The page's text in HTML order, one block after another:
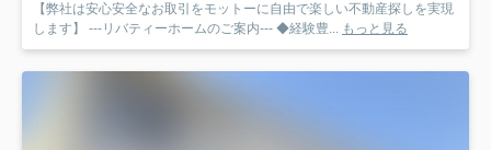
【弊社は安心安全なお取引をモットーに自由で楽しい不動産探しを実現
します】 ---リバティーホームのご案内--- ◆経験豊... もっと見る